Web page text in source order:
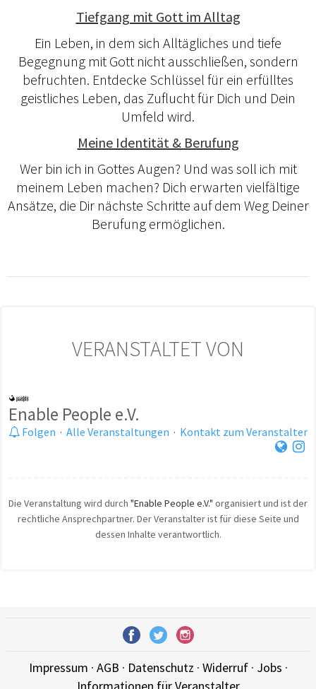
Tiefgang mit Gott im Alltag
Ein Leben, in dem sich Alltägliches und tiefe
Begegnung mit Gott nicht ausschließen, sondern
befruchten. Entdecke Schlüssel für ein erfülltes
geistliches Leben, das Zuflucht für Dich und Dein
Umfeld wird.
Meine Identität & Berufung
Wer bin ich in Gottes Augen? Und was soll ich mit
meinem Leben machen? Dich erwarten vielfältige
Ansätze, die Dir nächste Schritte auf dem Weg Deiner
Berufung ermöglichen.
VERANSTALTET VON
Enable People e.V.
Folgen · Alle Veranstaltungen · Kontakt zum Veranstalter
Die Veranstaltung wird durch "Enable People e.V." organisiert und ist der
rechtliche Ansprechpartner. Der Veranstalter ist für diese Seite und
dessen Inhalte verantwortlich.
Impressum · AGB · Datenschutz · Widerruf· Jobs ·
Informationen für Veranstalter